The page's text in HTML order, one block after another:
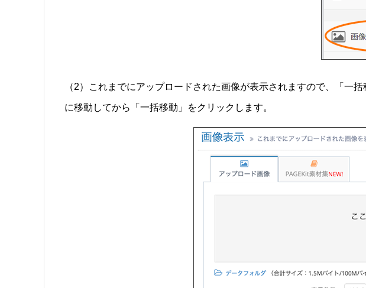
（2）これまでにアップロードされた画像が表示されますので、「
に移動してから「一括移動」をクリックします。